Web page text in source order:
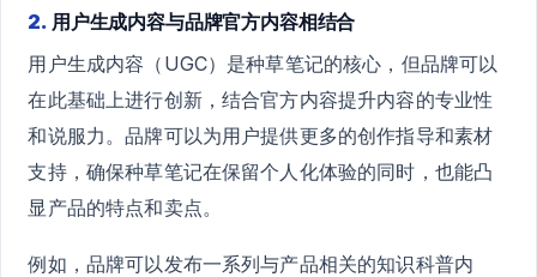
2. 用户生成内容与品牌官方内容相结合
用户生成内容（UGC）是种草笔记的核心，但品牌可以
在此基础上进行创新，结合官方内容提升内容的专业性
和说服力。品牌可以为用户提供更多的创作指导和素材
支持，确保种草笔记在保留个人化体验的同时，也能凸
显产品的特点和卖点。
例如，品牌可以发布一系列与产品相关的知识科普内